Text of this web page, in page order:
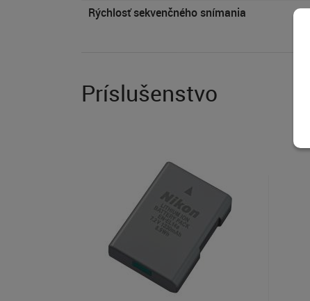
Rýchlosť sekvenčného snímania
Príslušenstvo